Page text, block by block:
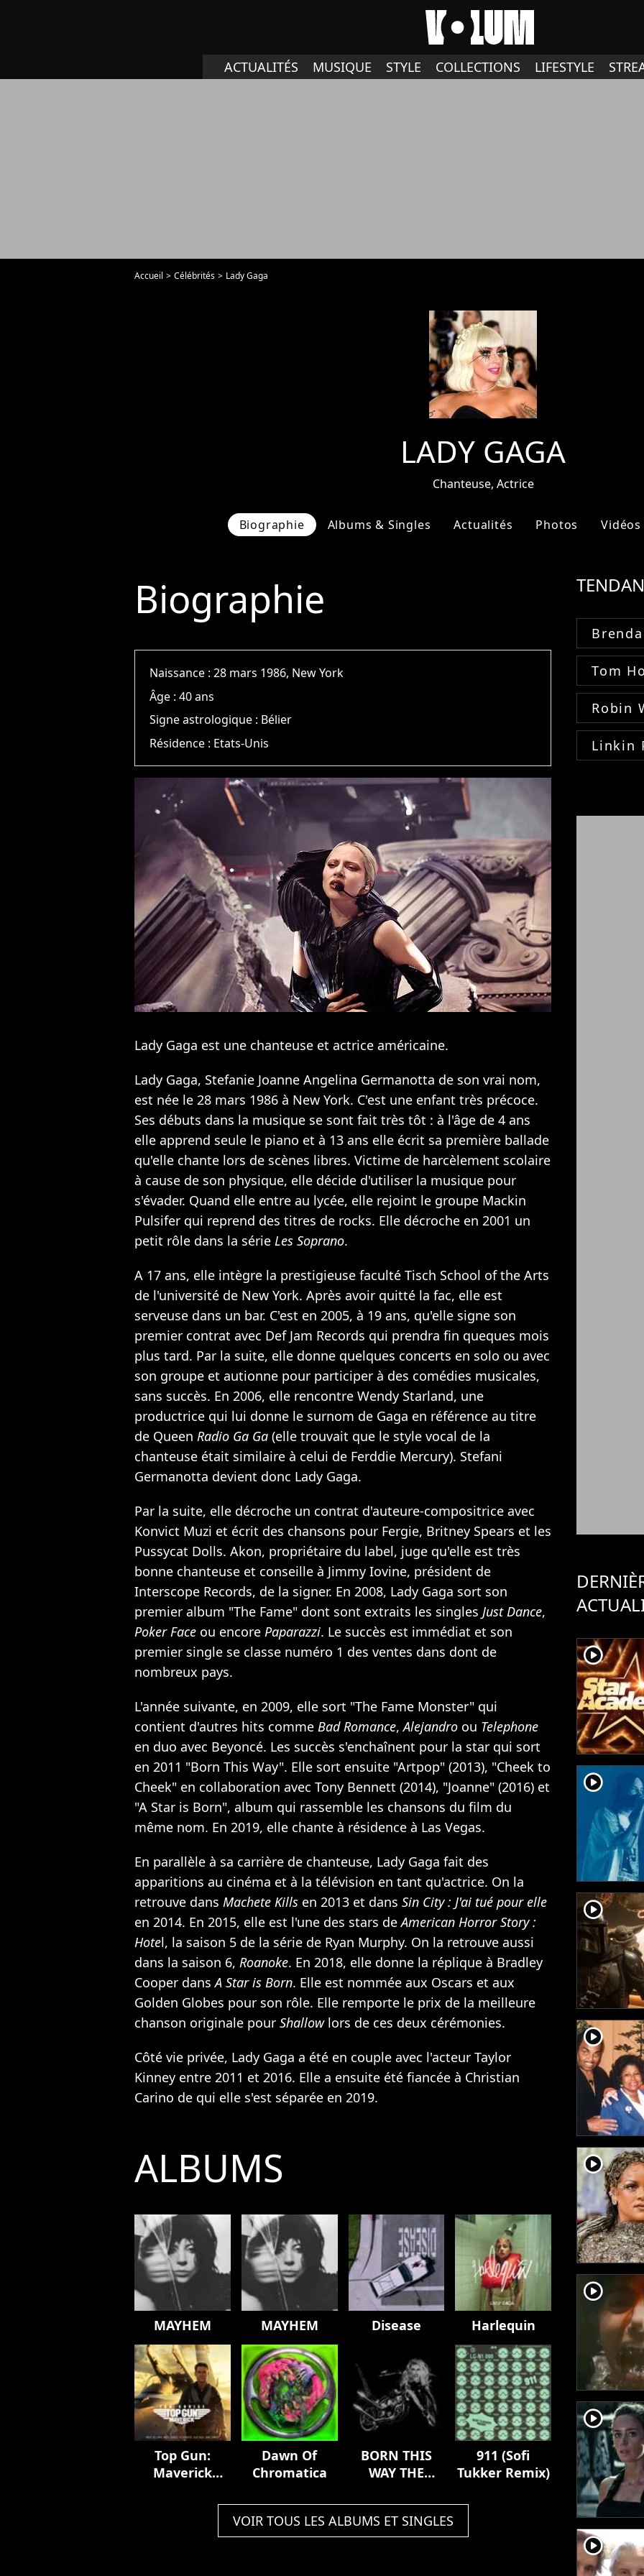
ACTUALITÉS MUSIQUE STYLE COLLECTIONS LIFESTYLE
Accueil Célébrités Lady Gaga
LADY GAGA
Chanteuse, Actrice
Biographie Albums & Singles Actualités Photos Vidéos
Biographie
Naissance :28 mars 1986, New York
Âge :40 ans
Signe astrologique : Bélier
Résidence : Etats-Unis
Lady Gaga est une chanteuse et actrice américaine.
Lady Gaga, Stefanie Joanne Angelina Germanotta de son vrai nom,
est née le 28 mars 1986 à New York. C'est une enfant très précoce.
Ses débuts dans la musique se sont fait très tôt : à l'âge de 4 ans
elle apprend seule le piano et à 13 ans elle écrit sa première ballade
qu'elle chante lors de scènes libres. Victime de harcèlement scolaire
à cause de son physique, elle décide d'utiliser la musique pour
s'évader. Quand elle entre au lycée, elle rejoint le groupe Mackin
Pulsifer qui reprend des titres de rocks. Elle décroche en 2001 un
petit rôle dans la série Les Soprano.
A 17 ans, elle intègre la prestigieuse faculté Tisch School of the Arts
de l'université de New York. Après avoir quitté la fac, elle est
serveuse dans un bar. C'est en 2005, à 19 ans, qu'elle signe son
premier contrat avec Def Jam Records qui prendra fin queques mois
plus tard. Par la suite, elle donne quelques concerts en solo ou avec
son groupe et autionne pour participer à des comédies musicales,
sans succès. En 2006, elle rencontre Wendy Starland, une
productrice qui lui donne le surnom de Gaga en référence au titre
de Queen Radio Ga Ga (elle trouvait que le style vocal de la
chanteuse était similaire à celui de Ferddie Mercury). Stefani
Germanotta devient donc Lady Gaga.
Par la suite, elle décroche un contrat d'auteure-compositrice avec
Konvict Muzi et écrit des chansons pour Fergie, Britney Spears et les
Pussycat Dolls. Akon, propriétaire du label, juge qu'elle est très
bonne chanteuse et conseille à Jimmy Iovine, président de
Interscope Records, de la signer. En 2008, Lady Gaga sort son
premier album "The Fame" dont sont extraits les singles Just Dance,
Poker Face ou encore Paparazzi. Le succès est immédiat et son
premier single se classe numéro 1 des ventes dans dont de
nombreux pays.
L'année suivante, en 2009, elle sort "The Fame Monster" qui
contient d'autres hits comme Bad Romance,Alejandro ou Telephone
en duo avec Beyoncé. Les succès s'enchaînent pour la star qui sort
en 2011 "Born This Way". Elle sort ensuite "Artpop" (2013), "Cheek to
Cheek" en collaboration avec Tony Bennett (2014), "Joanne" (2016) et
"A Star is Born", album qui rassemble les chansons du film du
même nom. En 2019, elle chante à résidence à Las Vegas.
En parallèle à sa carrière de chanteuse, Lady Gaga fait des
apparitions au cinéma et à la télévision en tant qu'actrice. On la
retrouve dans Machete Kills en 2013 et dans Sin City : J'ai tué pour elle
en 2014. En 2015, elle est l'une des stars deAmerican Horror Story :
Hotel, la saison 5 de la série de Ryan Murphy. On la retrouve aussi
dans la saison 6, Roanoke. En 2018, elle donne la réplique à Bradley
Cooper dansA Star is Born. Elle est nommée aux Oscars et aux
Golden Globes pour son rôle. Elle remporte le prix de la meilleure
chanson originale pour Shallowlors de ces deux cérémonies.
Côté vie privée, Lady Gaga a été en couple avec l'acteur Taylor
Kinney entre 2011 et 2016. Elle a ensuite été fiancée à Christian
Carino de qui elle s'est séparée en 2019.
ALBUMS
MAYHEM MAYHEM Disease Harlequin
Top Gun:
Maverick
The Motion
Dawn Of
Chromatica
BORN THIS
WAY THE
ANNIVERSARY
911 (Sofi
Tukker Remix)
VOIR TOUS LES ALBUMS ET SINGLES
Tom
Robin
Linkin
player2
player2
player2
player2
player2
player2
player2
player2